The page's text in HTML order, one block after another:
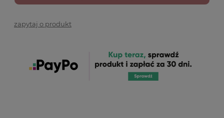
zapytaj o produkt